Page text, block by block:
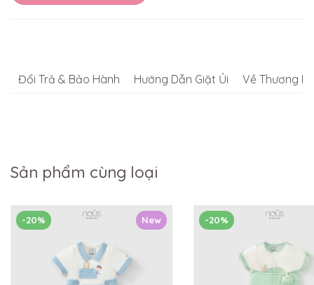
Đổi Trả & Bảo Hành Hướng Dẫn Giặt Ủi Về Thương
Sản phẩm cùng loại
New
-20% -20%